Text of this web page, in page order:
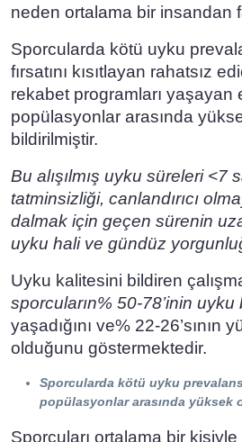
neden ortalama bir insandan
Sporcularda kötü uyku
fırsatını kısıtlayan rahatsız
rekabet programları yaşayan
popülasyonlar arasında
bildirilmiştir.
Bu alışılmış uyku süreleri <7
tatminsizliği, canlandırıcı
dalmak için geçen sürenin
uyku hali ve gündüz
Uyku kalitesini bildiren
sporcuların% 50-78’inin
yaşadığını ve% 22-26’sının
olduğunu göstermektedir.
Sporcularda kötü uyku
popülasyonlar arasında yüksek
Sporcuları ortalama bir kişiyle